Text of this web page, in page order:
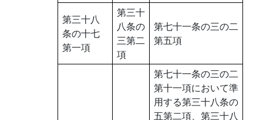
第三十八
条の十七
第一項
第三十
八条の
三第二
項
第七十一条の三の二
第五項
第七十一条の三の二
第十一項において準
用する第三十八条の
五第二項、第三十八